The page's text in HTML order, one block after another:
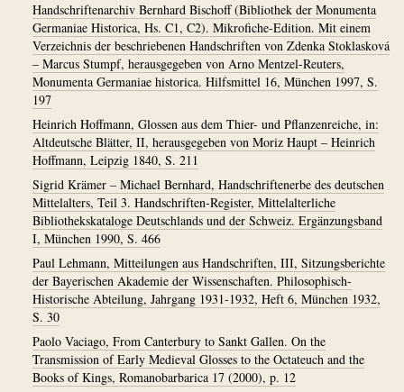
Handschriftenarchiv Bernhard Bischoff (Bibliothek der Monumenta
Germaniae Historica, Hs. C1, C2). Mikrofiche-Edition. Mit einem
Verzeichnis der beschriebenen Handschriften von Zdenka Stoklasková
– Marcus Stumpf, herausgegeben von Arno Mentzel-Reuters,
Monumenta Germaniae historica. Hilfsmittel 16, München 1997, S.
197
Heinrich Hoffmann, Glossen aus dem Thier- und Pflanzenreiche, in:
Altdeutsche Blätter, II, herausgegeben von Moriz Haupt – Heinrich
Hoffmann, Leipzig 1840, S. 211
Sigrid Krämer – Michael Bernhard, Handschriftenerbe des deutschen
Mittelalters, Teil 3. Handschriften-Register, Mittelalterliche
Bibliothekskataloge Deutschlands und der Schweiz. Ergänzungsband
I, München 1990, S. 466
Paul Lehmann, Mitteilungen aus Handschriften, III, Sitzungsberichte
der Bayerischen Akademie der Wissenschaften. Philosophisch-
Historische Abteilung, Jahrgang 1931-1932, Heft 6, München 1932,
S. 30
Paolo Vaciago, From Canterbury to Sankt Gallen. On the
Transmission of Early Medieval Glosses to the Octateuch and the
Books of Kings, Romanobarbarica 17 (2000), p. 12